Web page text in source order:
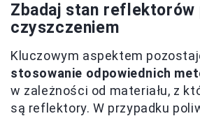
Zbadaj stan reflektorów
czyszczeniem
Kluczowym aspektem
stosowanie odpowiednich
w zależności od materiału, z
są reflektory. W przypadku